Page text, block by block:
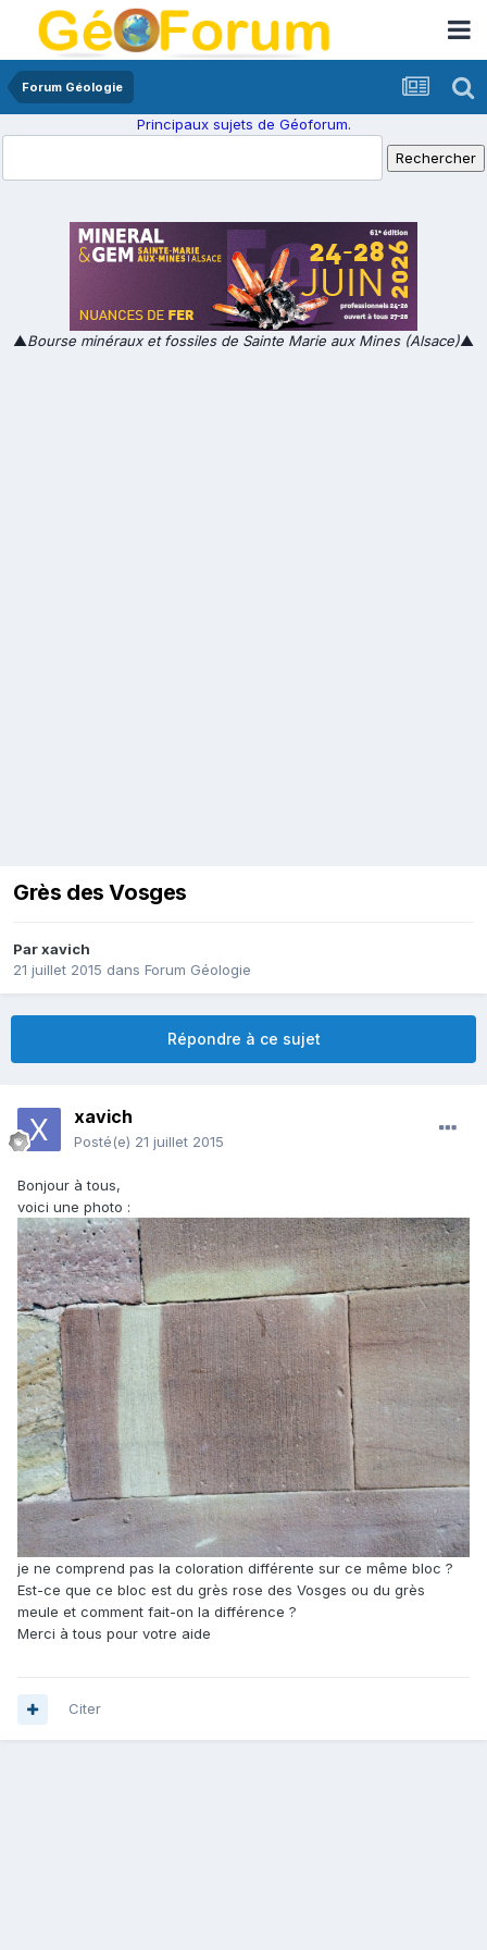
Forum Géologie
Principaux sujets de Géoforum.
▲Bourse minéraux et fossiles de Sainte Marie aux Mines (Alsace)▲
Grès des Vosges
Parxavich
21 juillet 2015 dans Forum Géologie
Répondre à ce sujet
xavich
Posté(e) 21 juillet 2015
Bonjour à tous,
voici une photo :
je ne comprend pas la coloration différente sur ce même bloc ?
Est-ce que ce bloc est du grès rose des Vosges ou du grès
meule et comment fait-on la différence ?
Merci à tous pour votre aide
Citer